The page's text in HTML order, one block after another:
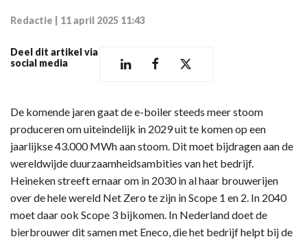
Redactie 11 april 2025 11:43
Deel dit artikel via
social media
De komende jaren gaat de e-boiler steeds meer stoom
produceren om uiteindelijk in 2029 uit te komen op een
jaarlijkse 43.000 MWh aan stoom. Dit moet bijdragen aan de
wereldwijde duurzaamheidsambities van het bedrijf.
Heineken streeft ernaar om in 2030 in al haar brouwerijen
over de hele wereld Net Zero te zijn in Scope 1 en 2. In 2040
moet daar ook Scope 3 bijkomen. In Nederland doet de
bierbrouwer dit samen met Eneco, die het bedrijf helpt bij de